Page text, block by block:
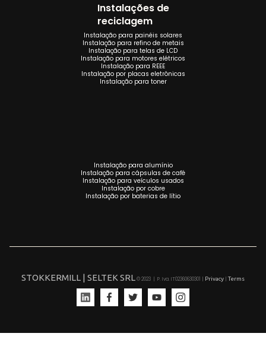
Instalações de
reciclagem
Instalação para painéis solares
Instalação para refino de metais
Instalação para telas de LCD
Instalação para motores elétricos
Instalação para REEE
Instalação por placas eletrônicas
Instalação para toner
Instalação para alumínio
Instalação para cápsulas de café
Instalação para veículos usados
Instalação por cobre
Instalação por baterias de lítio
STOKKERMILL | SELTEK SRL© 2023 | P. Iva. IT02360630301 | Privacy Terms